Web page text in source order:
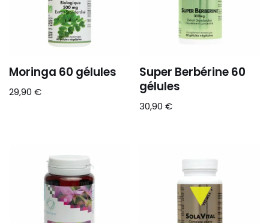
Moringa 60 gélules
29,90 €
Super Berbérine 60
gélules
30,90€